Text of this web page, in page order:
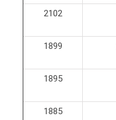
2102
1899
1895
1885